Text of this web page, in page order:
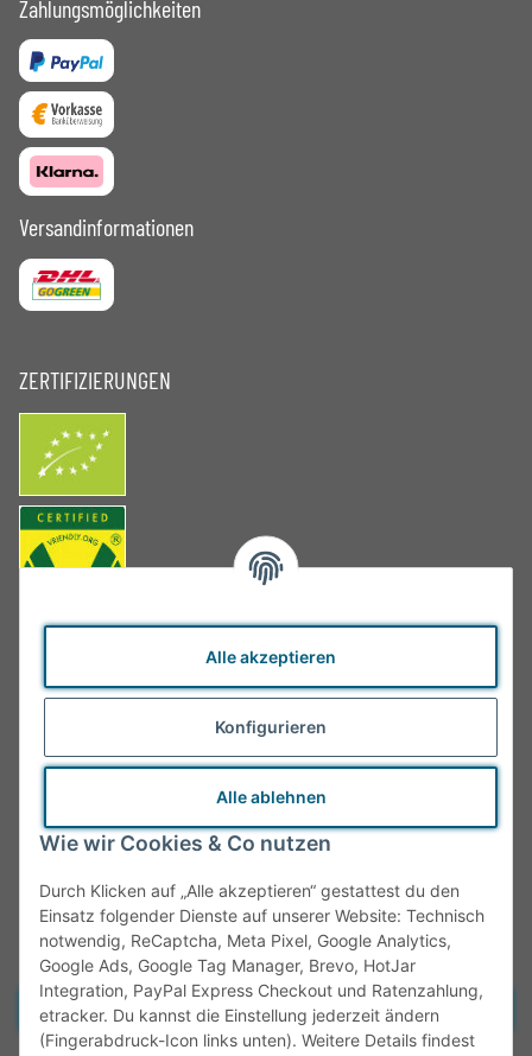
Alle akzeptieren
Konfigurieren
Alle ablehnen
Wie wir Cookies & Co nutzen
Durch Klicken auf „Alle akzeptieren“ gestattest du den
Einsatz folgender Dienste auf unserer Website: Technisch
notwendig, ReCaptcha, Meta Pixel, Google Analytics,
Google Ads, Google Tag Manager, Brevo, HotJar
Integration, PayPal Express Checkout und Ratenzahlung,
etracker. Du kannst die Einstellung jederzeit ändern
(Fingerabdruck-Icon links unten). Weitere Details findest
Zahlungsmöglichkeiten
Versandinformationen
ZERTIFIZIERUNGEN
Vertrag widerrufen